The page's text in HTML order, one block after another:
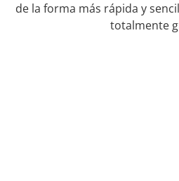
de la forma más rápida y
totalmente